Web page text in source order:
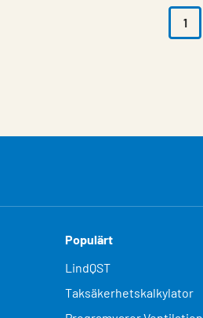
1
Populärt
LindQST
Taksäkerhetskalkylator